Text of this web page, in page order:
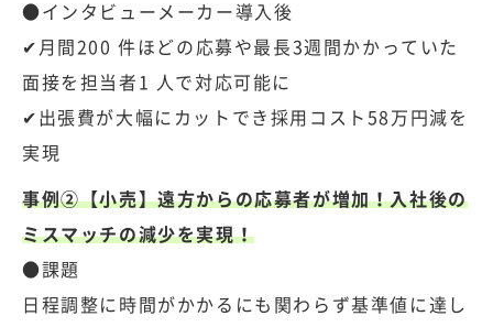
●インタビューメーカー導入後
✔月間200 件ほどの応募や最長3週間かかっていた
面接を担当者1 人で対応可能に
✔出張費が大幅にカットでき採用コスト58万円減を
実現
事例②【小売】遠方からの応募者が増加！入社後の
ミスマッチの減少を実現！
●課題
日程調整に時間がかかるにも関わらず基準値に達し